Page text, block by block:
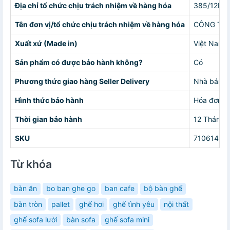
Địa chỉ tổ chức chịu trách nhiệm về hàng hóa 385/12B
Tên đơn vị/tổ chức chịu trách nhiệm về hàng hóa CÔNG TY
Xuất xứ (Made in) Việt Nam
Sản phẩm có được bảo hành không? Có
Phương thức giao hàng Seller Delivery Nhà bán
Hình thức bảo hành Hóa đơn
Thời gian bảo hành 12 Tháng
SKU
Từ khóa
bàn ăn bo ban ghe go ban cafe
bộ bàn ghế
bàn tròn
pallet ghế hơi ghế tình yêu
nội thất
ghế sofa lười
bàn sofa
ghế sofa mini